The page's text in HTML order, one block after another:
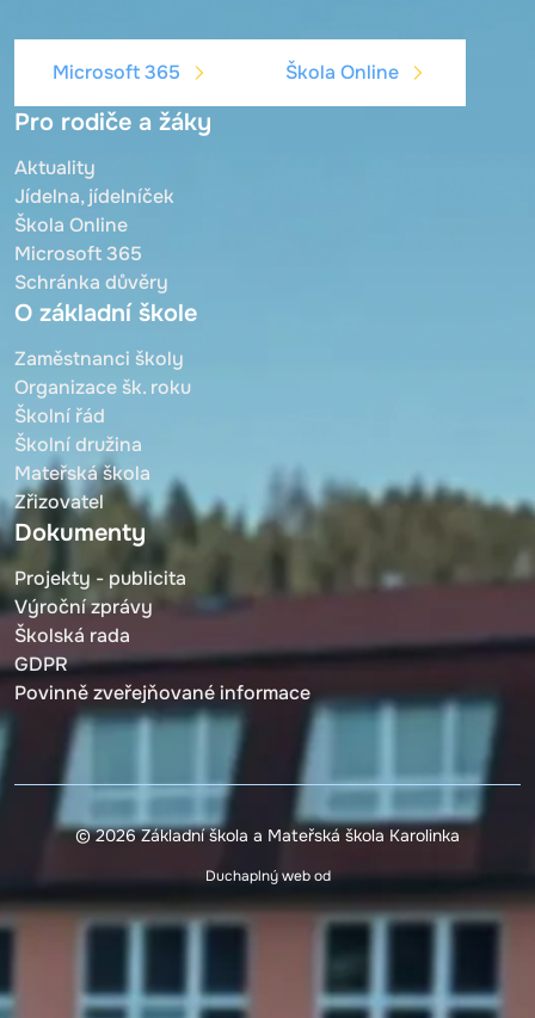
Microsoft 365 Škola Online
Pro rodiče a žáky
Aktuality
Jídelna, jídelníček
Škola Online
Microsoft 365
Schránka důvěry
O základní škole
Zaměstnanci školy
Organizace šk. roku
Školní řád
Školní družina
Mateřská škola
Zřizovatel
Dokumenty
Projekty - publicita
Výroční zprávy
Školská rada
GDPR
Povinně zveřejňované informace
© 2026 Základní škola a Mateřská škola Karolinka
Duchaplný web od